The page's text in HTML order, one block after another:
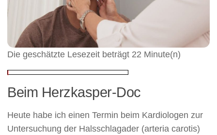
Die geschätzte Lesezeit beträgt 22 Minute(n)
Beim Herzkasper-Doc
Heute habe ich einen Termin beim Kardiologen zur
Untersuchung der Halsschlagader (arteria carotis)